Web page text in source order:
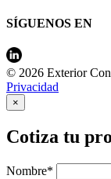
SÍGUENOS EN
© 2026 Exterior
Privacidad
×
Cotiza tu
Nombre*